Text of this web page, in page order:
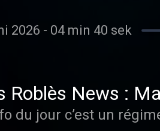
2026 - 04 min 40 sek
Roblès News :
du jour c’est un